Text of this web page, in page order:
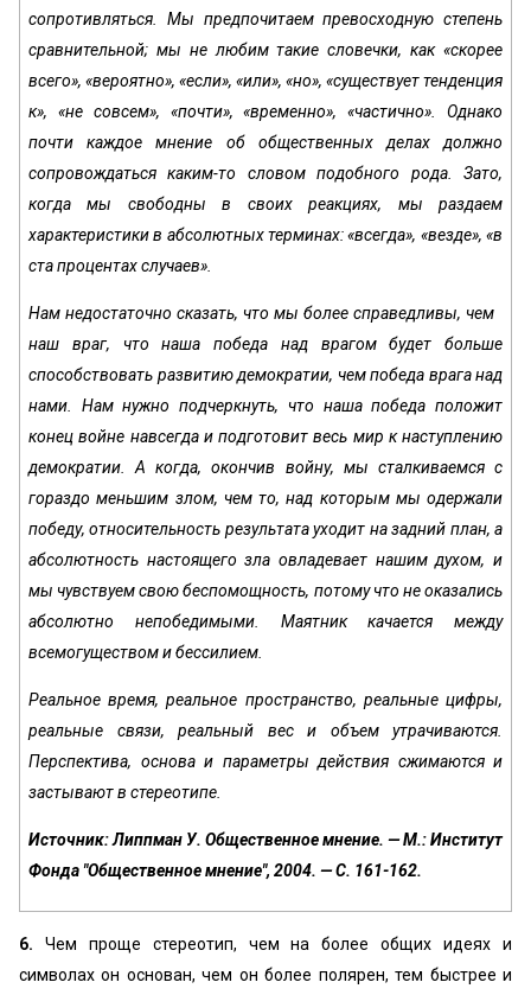
сопротивляться. Мы предпочитаем превосходную степень
сравнительной; мы не любим такие словечки, как «скорее
всего», «вероятно», «если», «или», «но», «существует тенденция
к», «не совсем», «почти», «временно», «частично». Однако
почти каждое мнение об общественных делах должно
сопровождаться каким-то словом подобного рода. Зато,
когда мы свободны в своих реакциях, мы раздаем
характеристики в абсолютных терминах: «всегда», «везде», «в
ста процентах случаев».
Нам недостаточно сказать, что мы более справедливы, чем
наш враг, что наша победа над врагом будет больше
способствовать развитию демократии, чем победа врага над
нами. Нам нужно подчеркнуть, что наша победа положит
конец войне навсегда и подготовит весь мир к наступлению
демократии. А когда, окончив войну, мы сталкиваемся с
гораздо меньшим злом, чем то, над которым мы одержали
победу, относительность результата уходит на задний план, а
абсолютность настоящего зла овладевает нашим духом, и
мы чувствуем свою беспомощность, потому что не оказались
абсолютно непобедимыми. Маятник качается между
всемогуществом и бессилием.
Реальное время, реальное пространство, реальные цифры,
реальные связи, реальный вес и объем утрачиваются.
Перспектива, основа и параметры действия сжимаются и
застывают в стереотипе.
Источник: Липпман У. Общественное мнение. — М.: Институт
Фонда "Общественное мнение", 2004. — С. 161-162.
6. Чем проще стереотип, чем на более общих идеях и
символах он основан, чем он более полярен, тем быстрее и